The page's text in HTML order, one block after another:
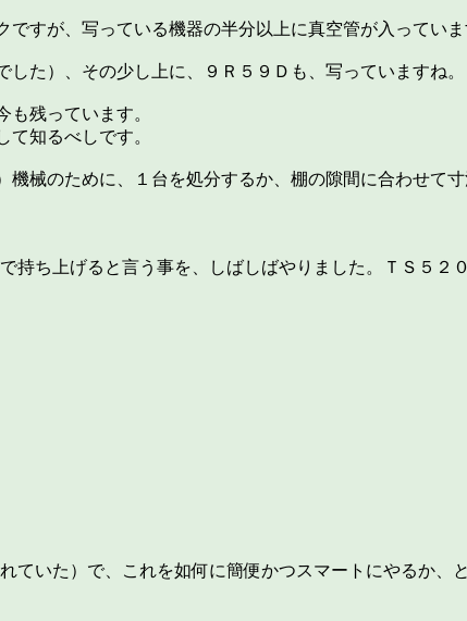
すが、写っている機器の半分以上に真空管が入っていま
た）、その少し上に、９Ｒ５９Ｄも、写っていますね。
残っています。
知るべしです。
械のために、１台を処分するか、棚の隙間に合わせて
ち上げると言う事を、しばしばやりました。ＴＳ５２
いた）で、これを如何に簡便かつスマートにやるか、